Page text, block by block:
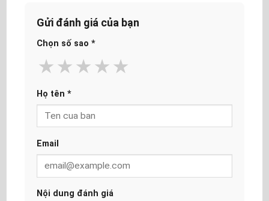
Gửi đánh giá của bạn
Chọn số sao *
★
★
★
★
★
Họ tên *
Email
Nội dung đánh giá